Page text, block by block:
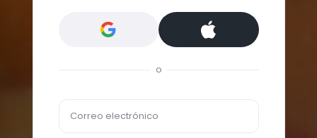
o
Correo electrónico